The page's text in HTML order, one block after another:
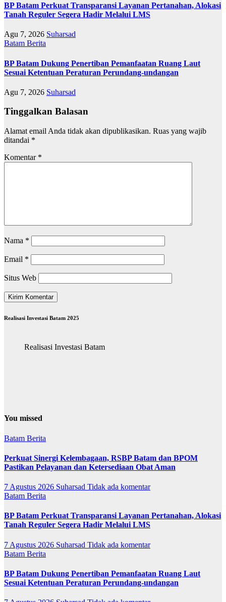
BP Batam Perkuat Transparansi Layanan Pertanahan, Alokasi
Tanah Reguler Segera Hadir Melalui LMS
Agu 7, 2026 Suharsad
Batam Berita
BP Batam Dukung Penertiban Pemanfaatan Ruang Laut
Sesuai Ketentuan Peraturan Perundang-undangan
Agu 7, 2026 Suharsad
Tinggalkan Balasan
Alamat email Anda tidak akan dipublikasikan. Ruas yang wajib
ditandai *
Komentar *
Nama *
Email *
Situs Web
Realisasi Investasi Batam 2025
Realisasi Investasi Batam
You missed
Batam Berita
Perkuat Sinergi Kelembagaan, RSBP Batam dan BPOM
Pastikan Pelayanan dan Ketersediaan Obat Aman
7 Agustus 2026 Suharsad Tidak ada komentar
Batam Berita
BP Batam Perkuat Transparansi Layanan Pertanahan, Alokasi
Tanah Reguler Segera Hadir Melalui LMS
7 Agustus 2026 Suharsad Tidak ada komentar
Batam Berita
BP Batam Dukung Penertiban Pemanfaatan Ruang Laut
Sesuai Ketentuan Peraturan Perundang-undangan